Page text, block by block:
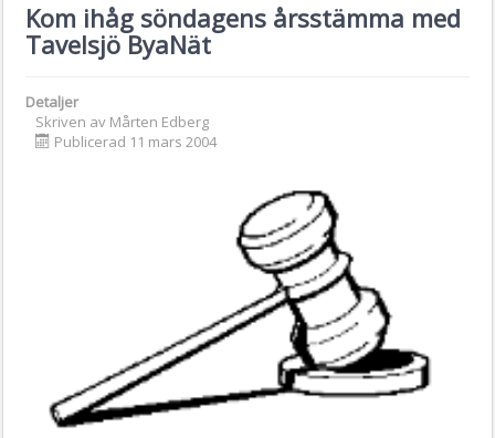
Kom ihåg söndagens årsstämma med
Tavelsjö ByaNät
Detaljer
Skriven av Mårten Edberg
Publicerad 11 mars 2004